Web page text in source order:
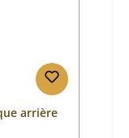
arrière